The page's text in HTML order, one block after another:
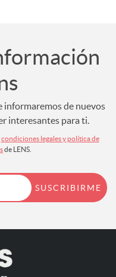
de nuevos
interesantes para ti.
condiciones legales y política de
de LENS.